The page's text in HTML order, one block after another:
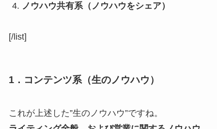
ノウハウ共有系（ノウハウをシェア）
[/list]
1．コンテンツ系（生のノウハウ）
これが上述した”生のノウハウ”ですね。